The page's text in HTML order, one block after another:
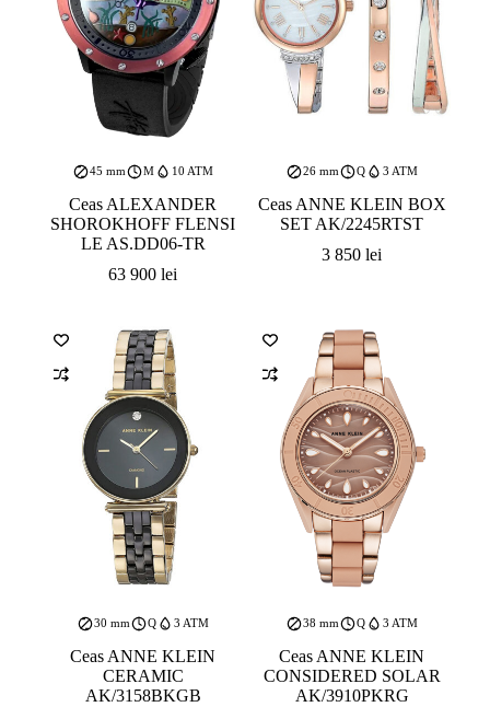
45 mm M 10 ATM
Ceas ALEXANDER
SHOROKHOFF FLENSI
LE AS.DD06-TR
63 900lei
26 mm Q 3 ATM
Ceas ANNE KLEIN BOX
SET AK/2245RTST
3 850lei
30 mm Q 3 ATM
Ceas ANNE KLEIN
CERAMIC
AK/3158BKGB
38 mm Q 3 ATM
Ceas ANNE KLEIN
CONSIDERED SOLAR
AK/3910PKRG